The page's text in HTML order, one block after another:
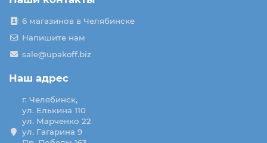
6 магазинов в Челябинске
Напишите нам
sale@upakoff.biz
Наш адрес
г. Челябинск,
ул. Елькина 110
ул. Марченко 22
ул. Гагарина 9